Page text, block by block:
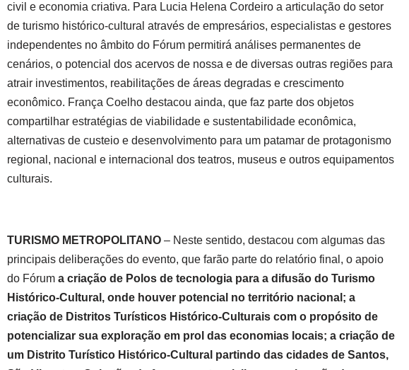
civil e economia criativa. Para Lucia Helena Cordeiro a articulação do setor
de turismo histórico-cultural através de empresários, especialistas e gestores
independentes no âmbito do Fórum permitirá análises permanentes de
cenários, o potencial dos acervos de nossa e de diversas outras regiões para
atrair investimentos, reabilitações de áreas degradas e crescimento
econômico. França Coelho destacou ainda, que faz parte dos objetos
compartilhar estratégias de viabilidade e sustentabilidade econômica,
alternativas de custeio e desenvolvimento para um patamar de protagonismo
regional, nacional e internacional dos teatros, museus e outros equipamentos
culturais.
TURISMO METROPOLITANO – Neste sentido, destacou com algumas das
principais deliberações do evento, que farão parte do relatório final, o apoio
do Fórum a criação de Polos de tecnologia para a difusão do Turismo
Histórico-Cultural, onde houver potencial no território nacional; a
criação de Distritos Turísticos Histórico-Culturais com o propósito de
potencializar sua exploração em prol das economias locais; a criação de
um Distrito Turístico Histórico-Cultural partindo das cidades de Santos,